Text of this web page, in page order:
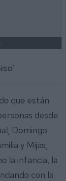
que están
desde
Domingo
y Mijas,
la infancia, la
con la